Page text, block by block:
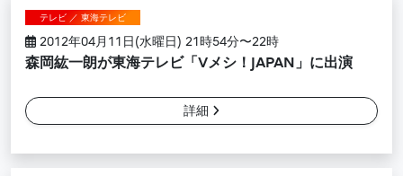
テレビ ／ 東海テレビ
2012年04月11日(水曜日) 21時54分〜22時
森岡紘一朗が東海テレビ「Vメシ！JAPAN」に出演
詳細